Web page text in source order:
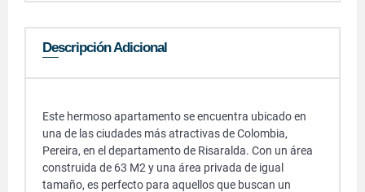
Descripción Adicional
Este hermoso apartamento se encuentra ubicado en
una de las ciudades más atractivas de Colombia,
Pereira, en el departamento de Risaralda. Con un área
construida de 63 M2 y una área privada de igual
tamaño, es perfecto para aquellos que buscan un